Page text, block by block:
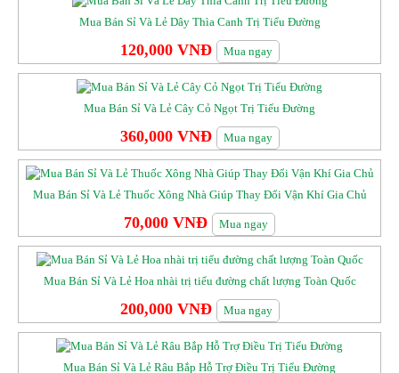
Mua Bán Sỉ Và Lẻ Dây Thìa Canh Trị Tiểu Đường
120,000 VNĐ Mua ngay
Mua Bán Sỉ Và Lẻ Cây Cỏ Ngọt Trị Tiểu Đường
360,000 VNĐ Mua ngay
Mua Bán Sỉ Và Lẻ Thuốc Xông Nhà Giúp Thay Đổi Vận Khí Gia Chủ
70,000 VNĐ Mua ngay
Mua Bán Sỉ Và Lẻ Hoa nhài trị tiểu đường chất lượng Toàn Quốc
200,000 VNĐ Mua ngay
Mua Bán Sỉ Và Lẻ Râu Bắp Hỗ Trợ Điều Trị Tiểu Đường